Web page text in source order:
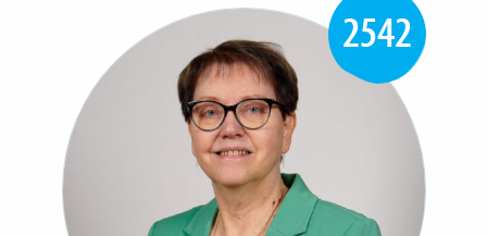
2542